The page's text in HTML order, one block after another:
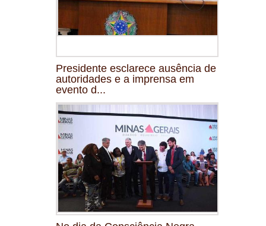
Presidente esclarece ausência de
autoridades e a imprensa em
evento d...